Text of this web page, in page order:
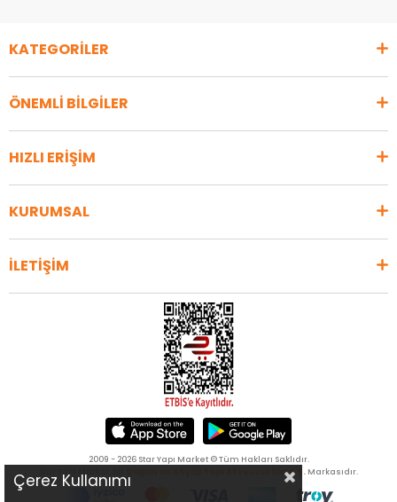
KATEGORİLER
ÖNEMLİ BİLGİLER
HIZLI ERİŞİM
KURUMSAL
İLETİŞİM
2009 - 2026 Star Yapı Market © Tüm Hakları Saklıdır.
Çağlayan Ahşap Yapı Aksesuarları A.Ş. Markasıdır.
Çerez Kullanımı